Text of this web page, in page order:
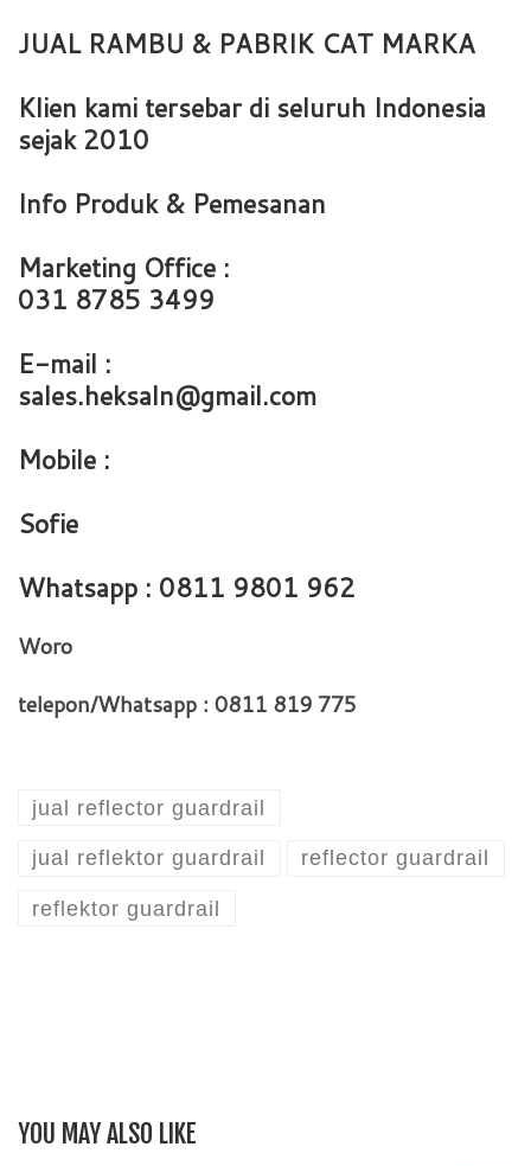
JUAL RAMBU & PABRIK CAT MARKA
Klien kami tersebar di seluruh Indonesia
sejak 2010
Info Produk & Pemesanan
Marketing Office :
031 8785 3499
E-mail :
sales.heksaln@gmail.com
Mobile :
Sofie
Whatsapp : 0811 9801 962
Woro
telepon/Whatsapp : 0811 819 775
jual reflector guardrail
jual reflektor guardrail reflector guardrail
reflektor guardrail
YOU MAY ALSO LIKE